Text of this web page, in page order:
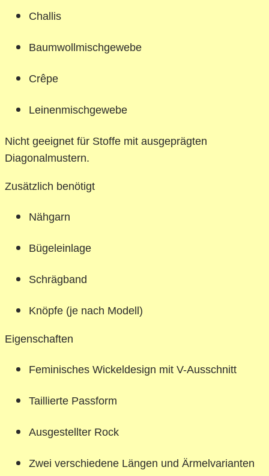
Challis
Baumwollmischgewebe
Crêpe
Leinenmischgewebe
Nicht geeignet für Stoffe mit ausgeprägten
Diagonalmustern.
Zusätzlich benötigt
Nähgarn
Bügeleinlage
Schrägband
Knöpfe (je nach Modell)
Eigenschaften
Feminisches Wickeldesign mit V-Ausschnitt
Taillierte Passform
Ausgestellter Rock
Zwei verschiedene Längen und Ärmelvarianten